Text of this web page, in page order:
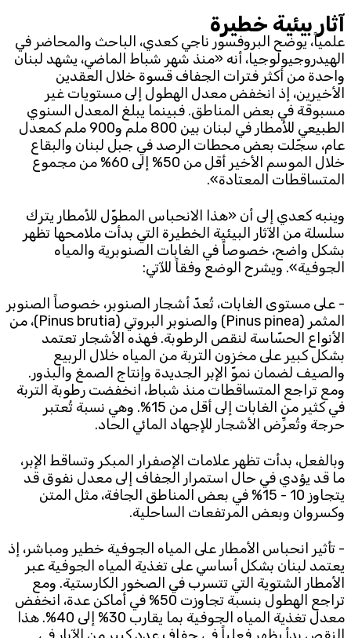
آثار بيئية خطيرة
علمياً، يوضح البروفسور ناجي كعدي، الباحث والمحاضر في
الهيدروجيولوجيا، أنه «منذ شهر شباط الماضي، يشهد لبنان
واحدة من أكثر فترات الجفاف قسوة خلال العقدين
الأخيرين، إذ انخفض معدل الهطول إلى مستويات غير
مسبوقة في بعض المناطق. فبينما يبلغ المعدل السنوي
الطبيعي للأمطار في لبنان بين 800 ملم و900 ملم كمعدل
عام، سجّلت بعض محطات الرصد في جبل لبنان والبقاع
خلال الموسم الأخير أقل من 50% إلى 60% من مجموع
المتساقطات المعتادة».
وينبه كعدي إلى أن «هذا الانحباس المطوّل للأمطار يترك
سلسلة من الآثار البيئية الخطيرة التي بدأت ملامحها تظهر
بشكل واضح، خصوصاً في الغابات الصنوبرية والمياه
الجوفية». ويشرح الوضع وفقاً للآتي:
- على مستوى الغابات، تُعدّ أشجار الصنوبر، خصوصاً الصنوبر
المثمر (Pinus pinea) والصنوبر البروتي (Pinus brutia)، من
الأنواع الحسّاسة لنقص الرطوبة. فهذه الأشجار تعتمد
بشكل كبير على مخزون التربة من المياه خلال الربيع
والصيف لضمان نموّ الإبر الجديدة وإنتاج الصمغ والبذور.
ومع تراجع المتساقطات منذ شباط، انخفضت رطوبة التربة
في كثير من الغابات إلى أقل من 15%. وهي نسبة تُعتبر
حرجة وتُعرِّض الأشجار للإجهاد المائي الحاد.
وبالفعل، بدأت تظهر علامات الإصفرار المبكر وتساقط الإبر،
ما قد يؤدي في حال استمرار الجفاف إلى معدل نفوق قد
يتجاوز 10 - 15% في بعض المناطق الجافة، مثل المتن
وكسروان وبعض المرتفعات الساحلية.
- تأثير انحباس الأمطار على المياه الجوفية خطير ومباشر، إذ
يعتمد لبنان بشكل أساسي على تغذية المياه الجوفية عبر
الأمطار الشتوية التي تتسرب في الصخور الكارستية. ومع
تراجع الهطول بنسبة تجاوزت 50% في أماكن عدة، انخفض
معدل تغذية المياه الجوفية بما يقارب 30% إلى 40%. هذا